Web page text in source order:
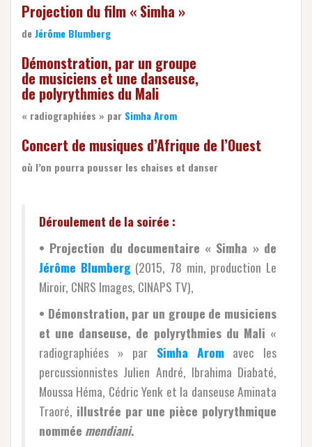
Projection du film « Simha »
deJérôme Blumberg
Démonstration, par un groupe
de musiciens et une danseuse,
de polyrythmies du Mali
« radiographiées » par Simha Arom
Concert de musiques d’Afrique de l’Ouest
où l’on pourra pousser les chaises et danser
Déroulement de la soirée :
• Projection du documentaire « Simha » de
Jérôme Blumberg(2015, 78 min, production Le
Miroir, CNRS Images, CINAPS TV),
• Démonstration, par un groupe de musiciens
et une danseuse, de polyrythmies du Mali «
radiographiées » par Simha Aromavec les
percussionnistes Julien André, Ibrahima Diabaté,
Moussa Héma, Cédric Yenk et la danseuse Aminata
Traoré, illustrée par une pièce polyrythmique
nommée mendiani.